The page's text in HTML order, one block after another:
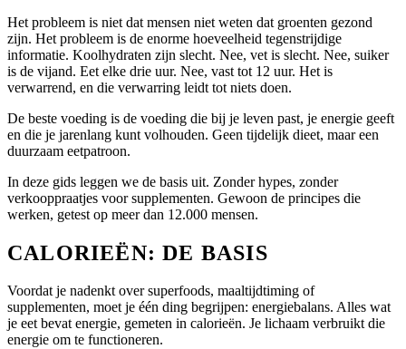
Het probleem is niet dat mensen niet weten dat groenten gezond
zijn. Het probleem is de enorme hoeveelheid tegenstrijdige
informatie. Koolhydraten zijn slecht. Nee, vet is slecht. Nee, suiker
is de vijand. Eet elke drie uur. Nee, vast tot 12 uur. Het is
verwarrend, en die verwarring leidt tot niets doen.
De beste voeding is de voeding die bij je leven past, je energie geeft
en die je jarenlang kunt volhouden. Geen tijdelijk dieet, maar een
duurzaam eetpatroon.
In deze gids leggen we de basis uit. Zonder hypes, zonder
verkooppraatjes voor supplementen. Gewoon de principes die
werken, getest op meer dan 12.000 mensen.
CALORIEËN: DE BASIS
Voordat je nadenkt over superfoods, maaltijdtiming of
supplementen, moet je één ding begrijpen: energiebalans. Alles wat
je eet bevat energie, gemeten in calorieën. Je lichaam verbruikt die
energie om te functioneren.